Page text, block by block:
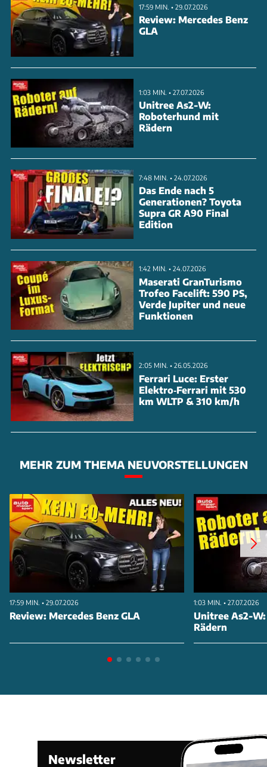
Tagfahrleuchten, darunter die Hauptscheinwerfer.
Auffällig sind die kräftig ausgestellten Kotflügel und
starke Sicken in den Türen. Der neue Q3 wächst in
allen Dimensionen und basiert auf dem MQB Evo.
Unter der Haube arbeitet ein Plug-in-Hybrid mit
rund 100 km elektrischer Reichweite. Das Highlight
bleibt der RS Q3 als Verbrenner-Finale mit dem
legendären 2,5-Liter-Turbo-Fünfzylinder. Marktstart
ist Ende 2024, die Produktion erfolgt im ungarischen
Györ.
17:59 MIN. • 29.07.2026
Review: Mercedes Benz
GLA
1:03 MIN. • 27.07.2026
Unitree As2-W:
Roboterhund mit
Rädern
7:48 MIN. • 24.07.2026
Das Ende nach 5
Generationen? Toyota
Supra GR A90 Final
Edition
1:42 MIN. • 24.07.2026
Maserati GranTurismo
Trofeo Facelift: 590 PS,
Verde Jupiter und neue
Funktionen
2:05 MIN. • 26.05.2026
Ferrari Luce: Erster
Elektro‑Ferrari mit 530
km WLTP & 310 km/h
MEHR ZUM THEMA NEUVORSTELLUNGEN
17:59 MIN. • 29.07.2026
Review: Mercedes Benz GLA
1:03 MIN. • 27.07.2026
Unitree As2-
Rädern
Newsletter